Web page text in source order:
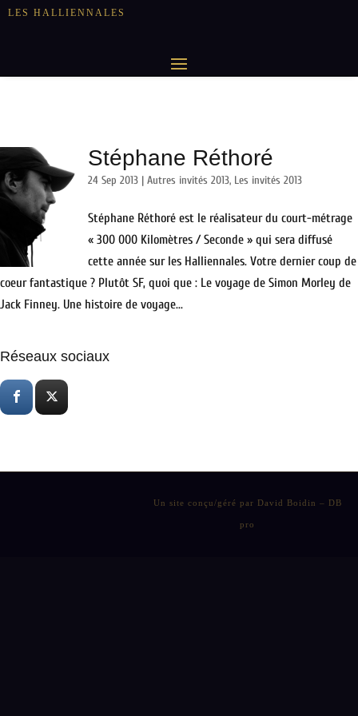
LES HALLIENNALES
Stéphane Réthoré
24 Sep 2013 |Autres invités 2013, Les invités 2013
Stéphane Réthoré est le réalisateur du court-métrage
« 300 000 Kilomètres / Seconde » qui sera diffusé
cette année sur les Halliennales. Votre dernier coup de
coeur fantastique ? Plutôt SF, quoi que : Le voyage de Simon Morley de
Jack Finney. Une histoire de voyage...
Réseaux sociaux
Un site conçu/géré par David Boidin – DB
pro